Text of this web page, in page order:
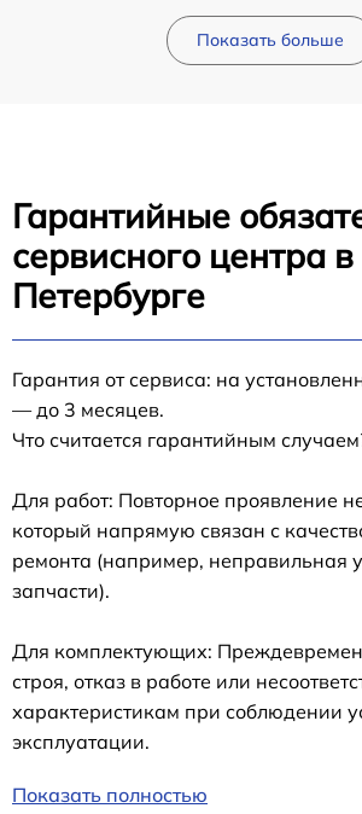
Показать больше
Гарантийные
сервисного центра
Петербурге
Гарантия от сервиса: на
— до 3 месяцев.
Что считается гарантийным
Для работ: Повторное проявление
который напрямую связан с
ремонта (например, неправильная
запчасти).
Для комплектующих:
строя, отказ в работе или
характеристикам при соблюдении
эксплуатации.
Показать полностью